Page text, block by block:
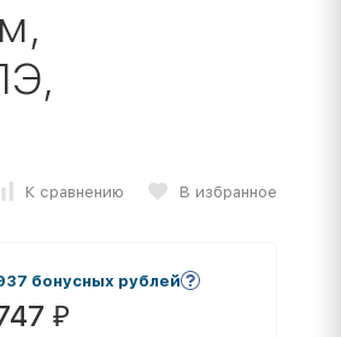
К сравнению В избранное
бонусных рублей
₽